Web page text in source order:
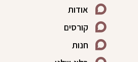
אודות
קורסים
חנות